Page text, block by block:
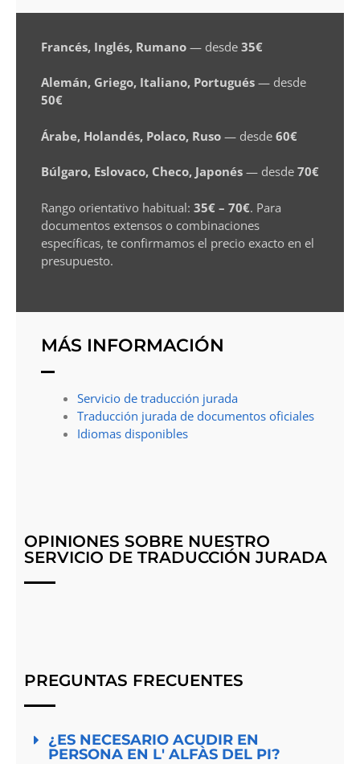
Francés, Inglés, Rumano — desde 35€
Alemán, Griego, Italiano, Portugués — desde
50€
Árabe, Holandés, Polaco, Ruso — desde 60€
Búlgaro, Eslovaco, Checo, Japonés — desde 70€
Rango orientativo habitual: 35€ – 70€. Para
documentos extensos o combinaciones
específicas, te confirmamos el precio exacto en el
presupuesto.
MÁS INFORMACIÓN
Servicio de traducción jurada
Traducción jurada de documentos oficiales
Idiomas disponibles
OPINIONES SOBRE NUESTRO
SERVICIO DE TRADUCCIÓN JURADA
PREGUNTAS FRECUENTES
¿ES NECESARIO ACUDIR EN
PERSONA EN L' ALFÀS DEL PI?